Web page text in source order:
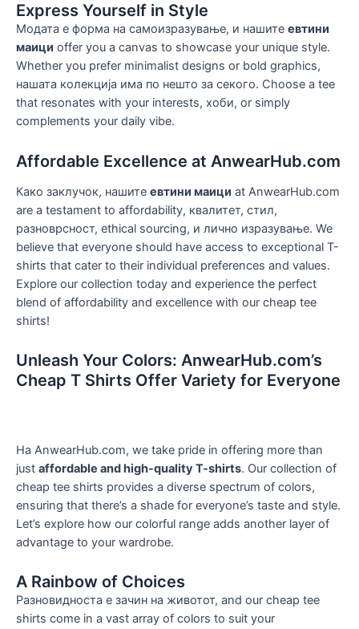
Express Yourself in Style
Модата е форма на самоизразување, и нашите евтини
маици offer you a canvas to showcase your unique style.
Whether you prefer minimalist designs or bold graphics,
нашата колекција има по нешто за секого. Choose a tee
that resonates with your interests, хоби, or simply
complements your daily vibe.
Affordable Excellence at AnwearHub.com
Како заклучок, нашите евтини маици at AnwearHub.com
are a testament to affordability, квалитет, стил,
разноврсност, ethical sourcing, и лично изразување. We
believe that everyone should have access to exceptional T-
shirts that cater to their individual preferences and values.
Explore our collection today and experience the perfect
blend of affordability and excellence with our cheap tee
shirts!
Unleash Your Colors: AnwearHub.com’s
Cheap T Shirts Offer Variety for Everyone
На AnwearHub.com, we take pride in offering more than
just affordable and high-quality T-shirts. Our collection of
cheap tee shirts provides a diverse spectrum of colors,
ensuring that there’s a shade for everyone’s taste and style.
Let’s explore how our colorful range adds another layer of
advantage to your wardrobe.
A Rainbow of Choices
Разновидноста е зачин на животот, and our cheap tee
shirts come in a vast array of colors to suit your